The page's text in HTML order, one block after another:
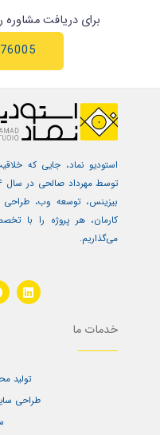
برای دریافت مشاوره
استودیو نماد، جایی که
بیزینس، توسعه وب، طراحی
کارمان، هر پروژه را با
می‌گذاریم.
L
i
n
خدمات ما
تولید
طراحی